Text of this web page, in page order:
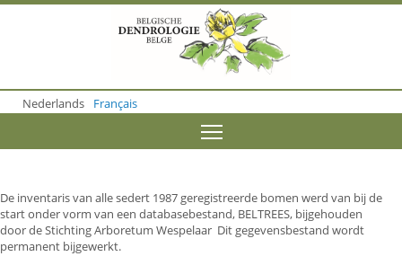
o
m
o
n
t
e
n
Nederlands Français
De inventaris van alle sedert 1987 geregistreerde bomen werd van bij de
start onder vorm van een databasebestand, BELTREES, bijgehouden
door de Stichting Arboretum Wespelaar Dit gegevensbestand wordt
permanent bijgewerkt.